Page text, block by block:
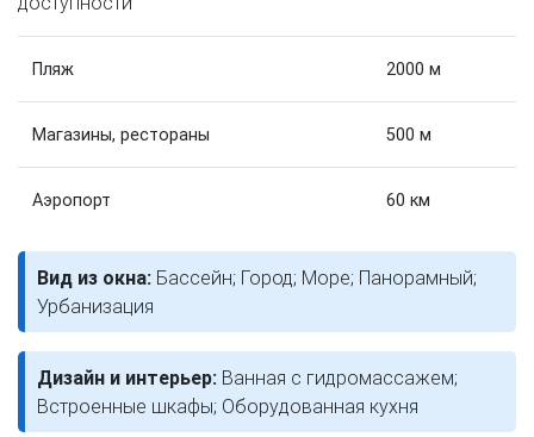
Пляж 2000 м
Магазины, рестораны 500 м
Аэропорт 60 км
Вид из окна: Бассейн; Город; Море; Панорамный;
Урбанизация
Дизайн и интерьер: Ванная с гидромассажем;
Встроенные шкафы; Оборудованная кухня